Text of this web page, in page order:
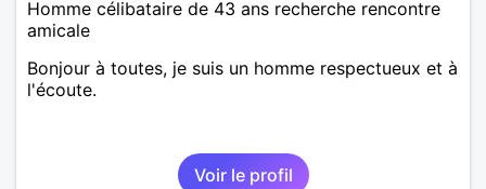
Homme célibataire de 43 ans recherche rencontre
amicale
Bonjour à toutes, je suis un homme respectueux et à
l'écoute.
Voir le profil